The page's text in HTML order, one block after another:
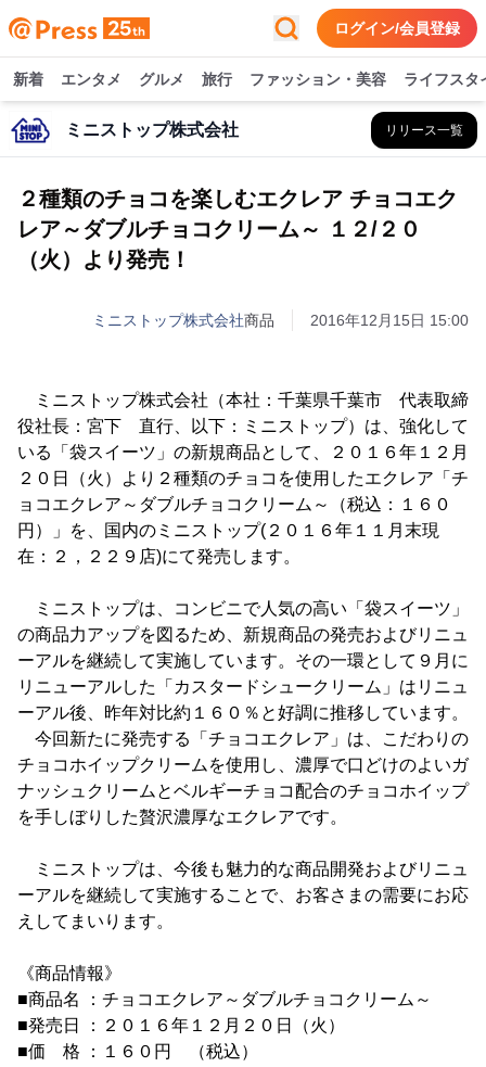
ログイン/会員登録
新着 エンタメ グルメ 旅行 ファッション・美容 ライフスタ
ミニストップ株式会社 リリース一覧
２種類のチョコを楽しむエクレア チョコエク
レア～ダブルチョコクリーム～ １２/２０
（火）より発売！
ミニストップ株式会社商品 2016年12月15日 15:00
ミニストップ株式会社（本社：千葉県千葉市 代表取締
役社長：宮下 直行、以下：ミニストップ）は、強化して
いる「袋スイーツ」の新規商品として、２０１６年１２月
２０日（火）より２種類のチョコを使用したエクレア「チ
ョコエクレア～ダブルチョコクリーム～（税込：１６０
円）」を、国内のミニストップ(２０１６年１１月末現
在：２，２２９店)にて発売します。
ミニストップは、コンビニで人気の高い「袋スイーツ」
の商品力アップを図るため、新規商品の発売およびリニュ
ーアルを継続して実施しています。その一環として９月に
リニューアルした「カスタードシュークリーム」はリニュ
ーアル後、昨年対比約１６０％と好調に推移しています。
今回新たに発売する「チョコエクレア」は、こだわりの
チョコホイップクリームを使用し、濃厚で口どけのよいガ
ナッシュクリームとベルギーチョコ配合のチョコホイップ
を手しぼりした贅沢濃厚なエクレアです。
ミニストップは、今後も魅力的な商品開発およびリニュ
ーアルを継続して実施することで、お客さまの需要にお応
えしてまいります。
《商品情報》
■商品名 ：チョコエクレア～ダブルチョコクリーム～
■発売日 ：２０１６年１２月２０日（火）
■価 格 ：１６０円 （税込）